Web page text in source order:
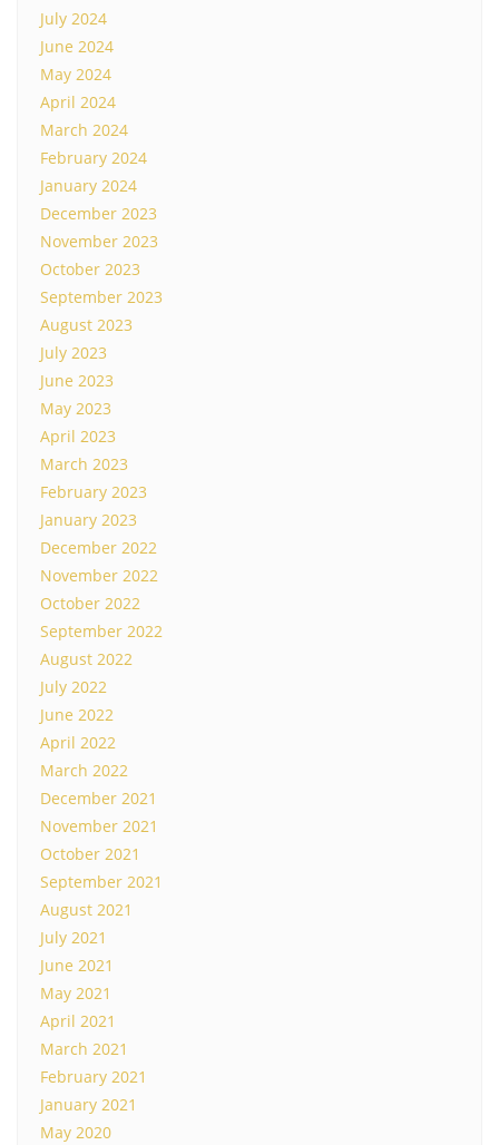
July 2024
June 2024
May 2024
April 2024
March 2024
February 2024
January 2024
December 2023
November 2023
October 2023
September 2023
August 2023
July 2023
June 2023
May 2023
April 2023
March 2023
February 2023
January 2023
December 2022
November 2022
October 2022
September 2022
August 2022
July 2022
June 2022
April 2022
March 2022
December 2021
November 2021
October 2021
September 2021
August 2021
July 2021
June 2021
May 2021
April 2021
March 2021
February 2021
January 2021
May 2020